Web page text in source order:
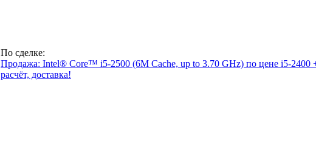
По сделке:
Продажа: Intel® Core™ i5-2500 (6M Cache, up to 3.70 GHz) по цене i5-2400
расчёт, доставка!